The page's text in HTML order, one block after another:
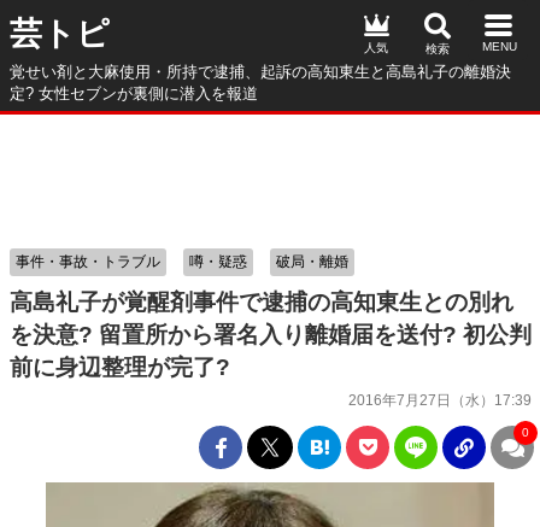
芸トピ
覚せい剤と大麻使用・所持で逮捕、起訴の高知東生と高島礼子の離婚決
定? 女性セブンが裏側に潜入を報道
人気
高島礼子が覚醒剤事件で逮捕の高知東生との別れ
を決意? 留置所から署名入り離婚届を送付? 初公判
前に身辺整理が完了?
2016年7月27日（水）17:39
事件・事故・トラブル 噂・疑惑 破局・離婚
0